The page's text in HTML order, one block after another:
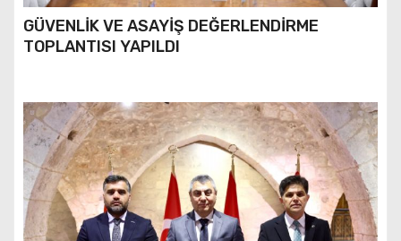
GÜVENLİK VE ASAYİŞ DEĞERLENDİRME
TOPLANTISI YAPILDI